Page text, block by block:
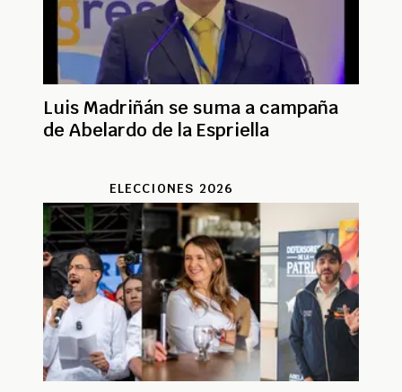
Luis Madriñán se suma a campaña
de Abelardo de la Espriella
ELECCIONES 2026